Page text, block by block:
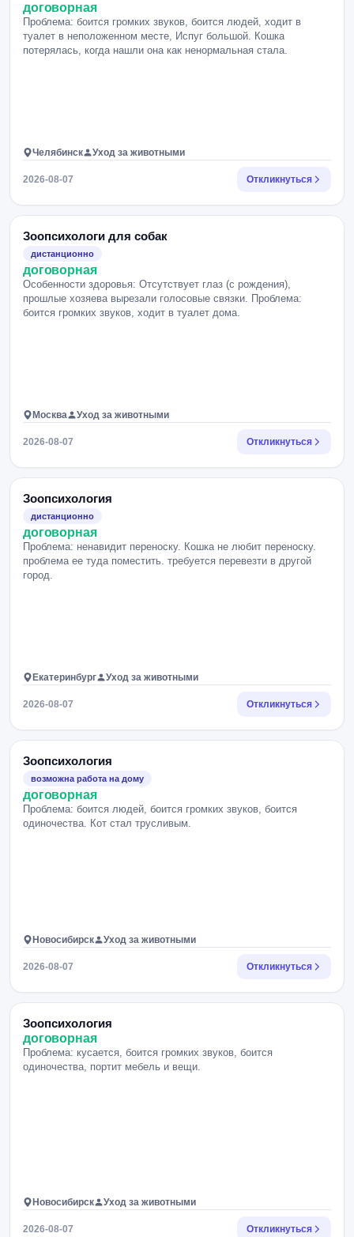
договорная
Проблема: боится громких звуков, боится людей, ходит в
туалет в неположенном месте, Испуг большой. Кошка
потерялась, когда нашли она как ненормальная стала.
Челябинск Уход за животными
2026-08-07 Откликнуться
Зоопсихологи для собак
дистанционно
договорная
Особенности здоровья: Отсутствует глаз (с рождения),
прошлые хозяева вырезали голосовые связки. Проблема:
боится громких звуков, ходит в туалет дома.
Москва Уход за животными
2026-08-07 Откликнуться
Зоопсихология
дистанционно
договорная
Проблема: ненавидит переноску. Кошка не любит переноску.
проблема ее туда поместить. требуется перевезти в другой
город.
Екатеринбург Уход за животными
2026-08-07 Откликнуться
Зоопсихология
возможна работа на дому
договорная
Проблема: боится людей, боится громких звуков, боится
одиночества. Кот стал трусливым.
Новосибирск Уход за животными
2026-08-07 Откликнуться
Зоопсихология
договорная
Проблема: кусается, боится громких звуков, боится
одиночества, портит мебель и вещи.
Новосибирск Уход за животными
2026-08-07 Откликнуться